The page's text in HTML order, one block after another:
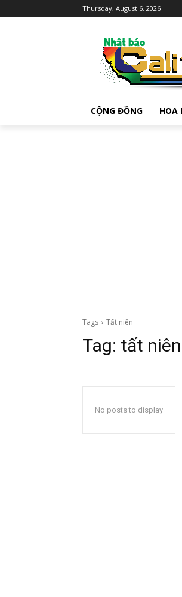
Thursday, August 6, 2026
CỘNG ĐỒNG HOA
Tags Tất niên
Tag: tất niên
No posts to display